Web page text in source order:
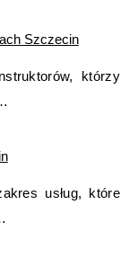
Szczecin
którzy
usług, które